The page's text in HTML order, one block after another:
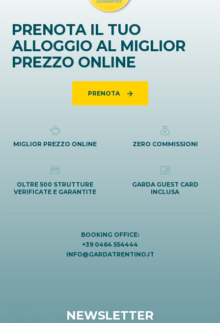
PRENOTA IL TUO
ALLOGGIO AL MIGLIOR
PREZZO ONLINE
PRENOTA
MIGLIOR PREZZO ONLINE ZERO COMMISSIONI
OLTRE 500 STRUTTURE
VERIFICATE E GARANTITE
GARDA GUEST CARD
INCLUSA
BOOKING OFFICE:
+39 0464 554444
INFO@GARDATRENTINO.IT
NEWSLETTER